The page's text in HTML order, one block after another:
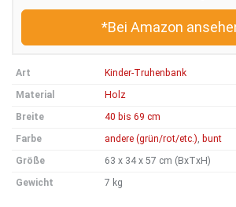
*Bei Amazon
Art
Kinder-Truhenbank
Material
Holz
Breite
40 bis 69 cm
Farbe
andere (grün/rot/etc.), bunt
Größe
63 x 34 x 57 cm (BxTxH)
Gewicht
7 kg